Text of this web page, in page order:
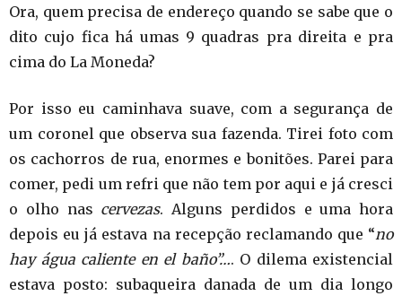
Ora, quem precisa de endereço quando se sabe que o
dito cujo fica há umas 9 quadras pra direita e pra
cima do La Moneda?
Por isso eu caminhava suave, com a segurança de
um coronel que observa sua fazenda. Tirei foto com
os cachorros de rua, enormes e bonitões. Parei para
comer, pedi um refri que não tem por aqui e já cresci
o olho nas cervezas. Alguns perdidos e uma hora
depois eu já estava na recepção reclamando que “no
hay água caliente en el baño”…. O dilema existencial
estava posto: subaqueira danada de um dia longo